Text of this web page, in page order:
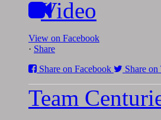
Video
View on Facebook
· Share
Share on Facebook
Share
Team